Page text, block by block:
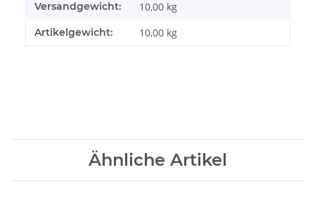
Versandgewicht: 10,00 kg
Artikelgewicht: 10,00 kg
Ähnliche Artikel